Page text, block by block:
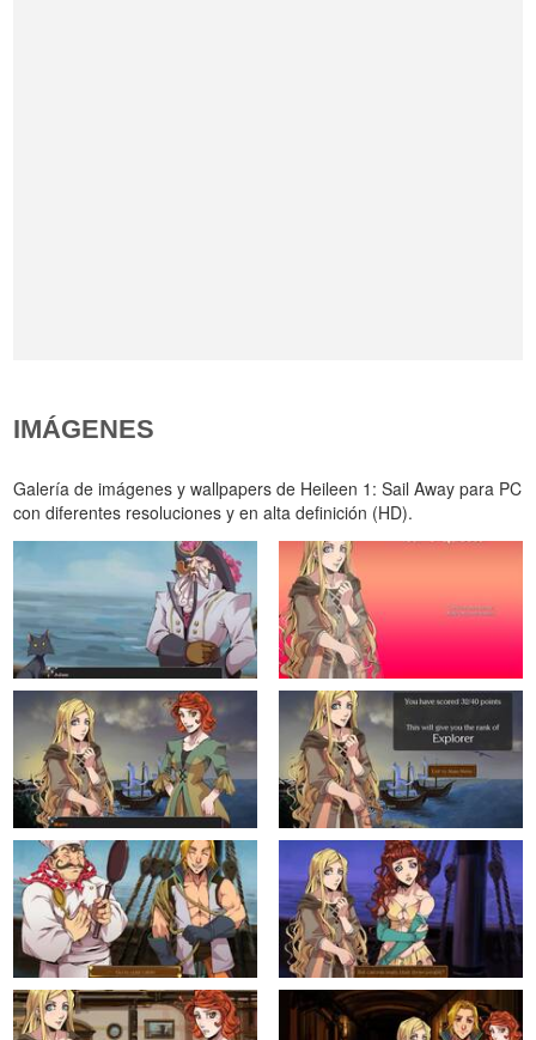
IMÁGENES
Galería de imágenes y wallpapers de Heileen 1: Sail Away para PC
con diferentes resoluciones y en alta definición (HD).